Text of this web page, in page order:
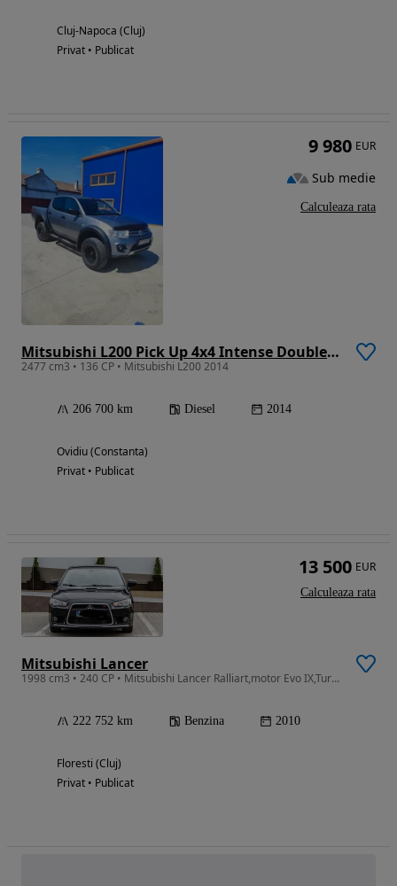
Cluj-Napoca (Cluj)
Privat • Publicat
Mitsubishi L200 Pick Up 4x4 Intense Double Cab
2477 cm3 • 136 CP • Mitsubishi L200 2014
206 700 km Diesel 2014
Ovidiu (Constanta)
Privat • Publicat
9 980 EUR
Sub medie
Calculeaza rata
Mitsubishi Lancer
1998 cm3 • 240 CP • Mitsubishi Lancer Ralliart,motor Evo IX,Turbo benzina,4X4
222 752 km Benzina 2010
Floresti (Cluj)
Privat • Publicat
13 500 EUR
Calculeaza rata